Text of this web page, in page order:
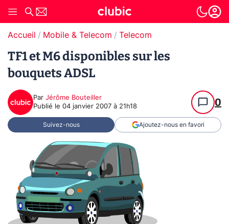
Accueil Mobile & Telecom Telecom
TF1 et M6 disponibles sur les
bouquets ADSL
Par Jérôme Bouteiller
Publié le 04 janvier 2007 à 21h18 0
Suivez-nous Ajoutez-nous en favori